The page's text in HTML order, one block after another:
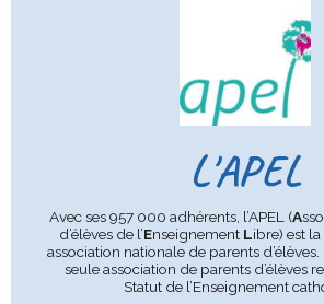
L'APEL
Avec ses 957 000 adhérents, l’APEL (A
d’élèves de l’Enseignement Libre) est
association nationale de parents d’élèves.
seule association de parents d’élèves
Statut de l’Enseignement